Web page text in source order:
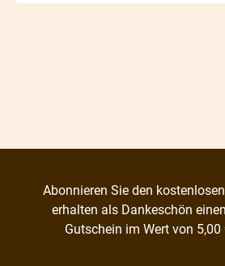
Abonnieren Sie den
erhalten als Dankeschön
Gutschein im Wert von 5,00